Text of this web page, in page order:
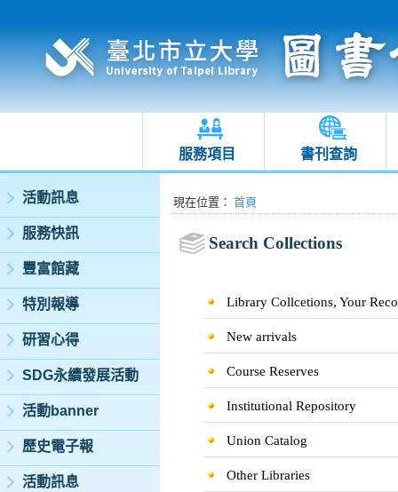
服務項目 書刊查詢
:::
活動訊息
服務快訊
豐富館藏
特別報導
研習心得
SDG永續發展活動
活動banner
歷史電子報
活動訊息
:::現在位置 ： 首頁
Search Collections
Library Collcetions, Your
New arrivals
Course Reserves
Institutional Repository
Union Catalog
Other Libraries